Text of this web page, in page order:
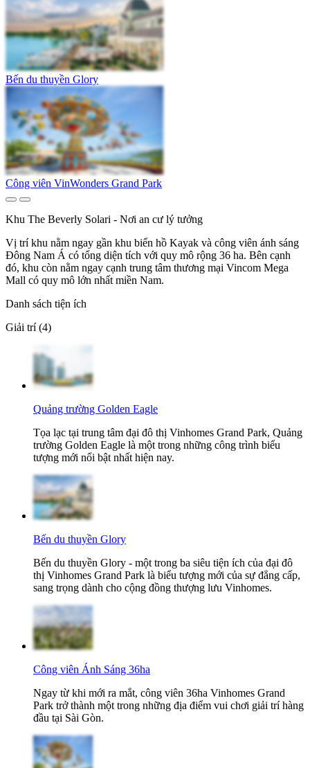
Bến du thuyền Glory
Công viên VinWonders Grand Park
Khu The Beverly Solari - Nơi an cư lý tưởng
Vị trí khu nằm ngay gần khu biển hồ Kayak và công viên ánh sáng
Đông Nam Á có tổng diện tích với quy mô rộng 36 ha. Bên cạnh
đó, khu còn nằm ngay cạnh trung tâm thương mại Vincom Mega
Mall có quy mô lớn nhất miền Nam.
Danh sách tiện ích
Giải trí (4)
Quảng trường Golden Eagle
Tọa lạc tại trung tâm đại đô thị Vinhomes Grand Park, Quảng
trường Golden Eagle là một trong những công trình biểu
tượng mới nổi bật nhất hiện nay.
Bến du thuyền Glory
Bến du thuyền Glory - một trong ba siêu tiện ích của đại đô
thị Vinhomes Grand Park là biểu tượng mới của sự đẳng cấp,
sang trọng dành cho cộng đồng thượng lưu Vinhomes.
Công viên Ánh Sáng 36ha
Ngay từ khi mới ra mắt, công viên 36ha Vinhomes Grand
Park trở thành một trong những địa điểm vui chơi giải trí hàng
đầu tại Sài Gòn.